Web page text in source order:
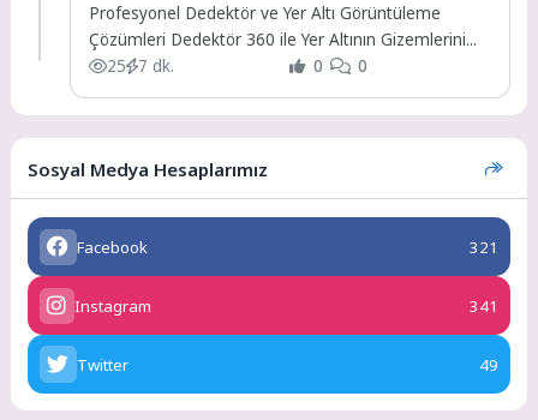
Profesyonel Dedektör ve Yer Altı Görüntüleme
Çözümleri Dedektör 360 ile Yer Altının Gizemlerini...
25
7 dk. 0 0
Sosyal Medya Hesaplarımız
Facebook 321
Instagram 341
Twitter 49